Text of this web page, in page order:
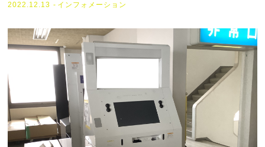
2022.12.13 インフォメーション